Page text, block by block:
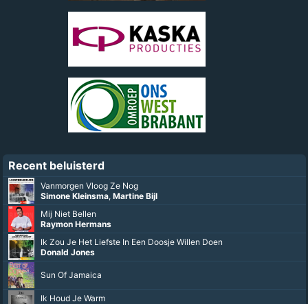
Recent beluisterd
Vanmorgen Vloog Ze Nog
Simone Kleinsma, Martine Bijl
Mij Niet Bellen
Raymon Hermans
Ik Zou Je Het Liefste In Een Doosje Willen Doen
Donald Jones
Sun Of Jamaica
Ik Houd Je Warm